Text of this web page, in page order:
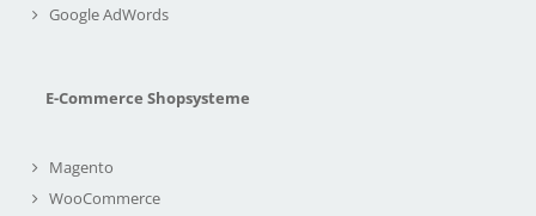
Google AdWords
E-Commerce Shopsysteme
Magento
WooCommerce